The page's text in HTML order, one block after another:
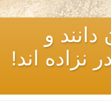
و
نزاده اند!